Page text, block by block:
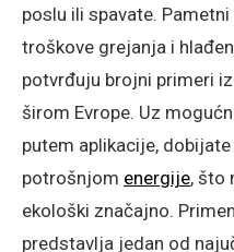
poslu ili spavate.
troškove grejanja i
potvrđuju brojni primeri
širom Evrope. Uz
putem aplikacije,
potrošnjom energije, što
ekološki značajno.
predstavlja jedan od